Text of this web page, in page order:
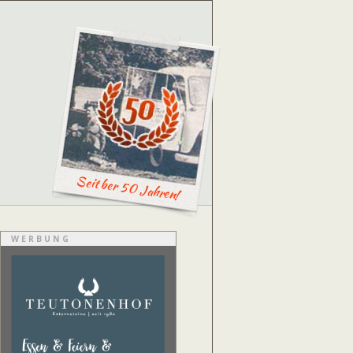
Seit ber 50 Jahren!
WERBUNG